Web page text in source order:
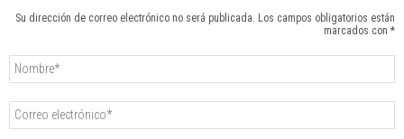
Su dirección de correo electrónico no será publicada. Los campos obligatorios están
marcados con *